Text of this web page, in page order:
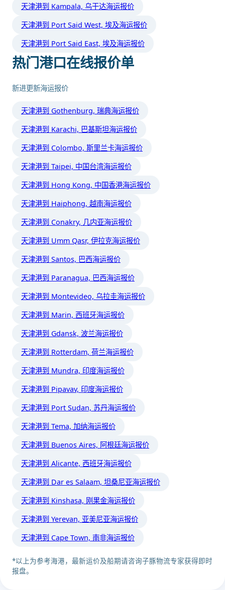
天津港到 Kampala, 乌干达海运报价
天津港到 Port Said West, 埃及海运报价
天津港到 Port Said East, 埃及海运报价
热门港口在线报价单
新进更新海运报价
天津港到 Gothenburg, 瑞典海运报价
天津港到 Karachi, 巴基斯坦海运报价
天津港到 Colombo, 斯里兰卡海运报价
天津港到 Taipei, 中国台湾海运报价
天津港到 Hong Kong, 中国香港海运报价
天津港到 Haiphong, 越南海运报价
天津港到 Conakry, 几内亚海运报价
天津港到 Umm Qasr, 伊拉克海运报价
天津港到 Santos, 巴西海运报价
天津港到 Paranagua, 巴西海运报价
天津港到 Montevideo, 乌拉圭海运报价
天津港到 Marin, 西班牙海运报价
天津港到 Gdansk, 波兰海运报价
天津港到 Rotterdam, 荷兰海运报价
天津港到 Mundra, 印度海运报价
天津港到 Pipavav, 印度海运报价
天津港到 Port Sudan, 苏丹海运报价
天津港到 Tema, 加纳海运报价
天津港到 Buenos Aires, 阿根廷海运报价
天津港到 Alicante, 西班牙海运报价
天津港到 Dar es Salaam, 坦桑尼亚海运报价
天津港到 Kinshasa, 刚果金海运报价
天津港到 Yerevan, 亚美尼亚海运报价
天津港到 Cape Town, 南非海运报价
*以上为参考海港，最新运价及船期请咨询子豚物流专家获得即时
报盘。